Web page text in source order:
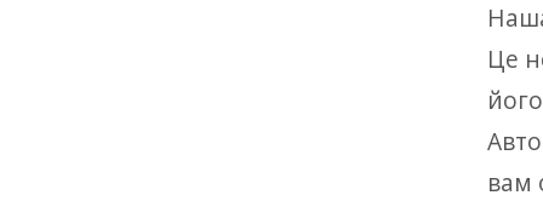
Це
вам